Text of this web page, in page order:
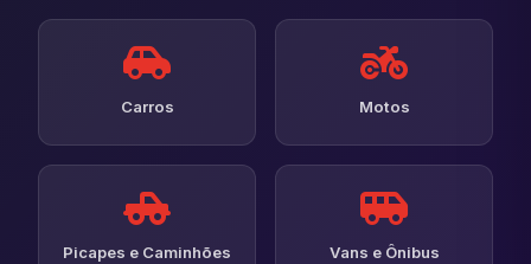
Carros Motos
Picapes e Caminhões Vans e Ônibus